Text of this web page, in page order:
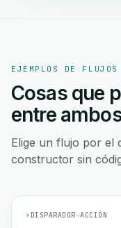
EJEMPLOS DE
Cosas que
entre
Elige un flujo por el
constructor sin
⚡ DISPARADOR→ACCIÓN